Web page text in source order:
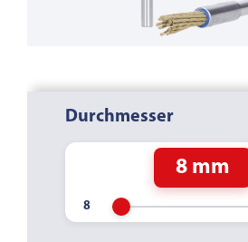
Durchmesser
8 mm